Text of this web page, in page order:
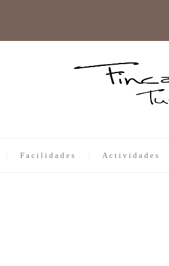
Facilidades Actividades